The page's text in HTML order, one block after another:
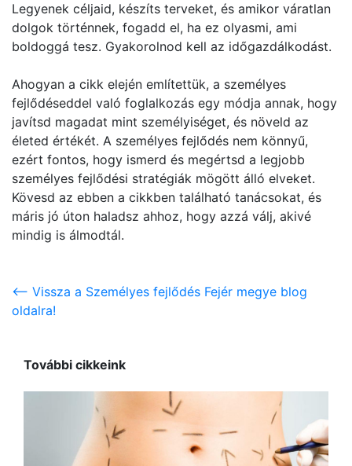
Legyenek céljaid, készíts terveket, és amikor váratlan
dolgok történnek, fogadd el, ha ez olyasmi, ami
boldoggá tesz. Gyakorolnod kell az időgazdálkodást.
Ahogyan a cikk elején említettük, a személyes
fejlődéseddel való foglalkozás egy módja annak, hogy
javítsd magadat mint személyiséget, és növeld az
életed értékét. A személyes fejlődés nem könnyű,
ezért fontos, hogy ismerd és megértsd a legjobb
személyes fejlődési stratégiák mögött álló elveket.
Kövesd az ebben a cikkben található tanácsokat, és
máris jó úton haladsz ahhoz, hogy azzá válj, akivé
mindig is álmodtál.
<-- Vissza a Személyes fejlődés Fejér megye blog
oldalra!
További cikkeink